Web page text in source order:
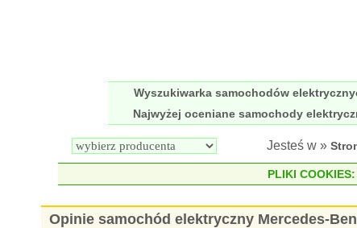
Wyszukiwarka samochodów
Najwyżej oceniane samochody
Jesteś w »
PLIKI COOKIES:
Opinie samochód elektryczny Mercedes-